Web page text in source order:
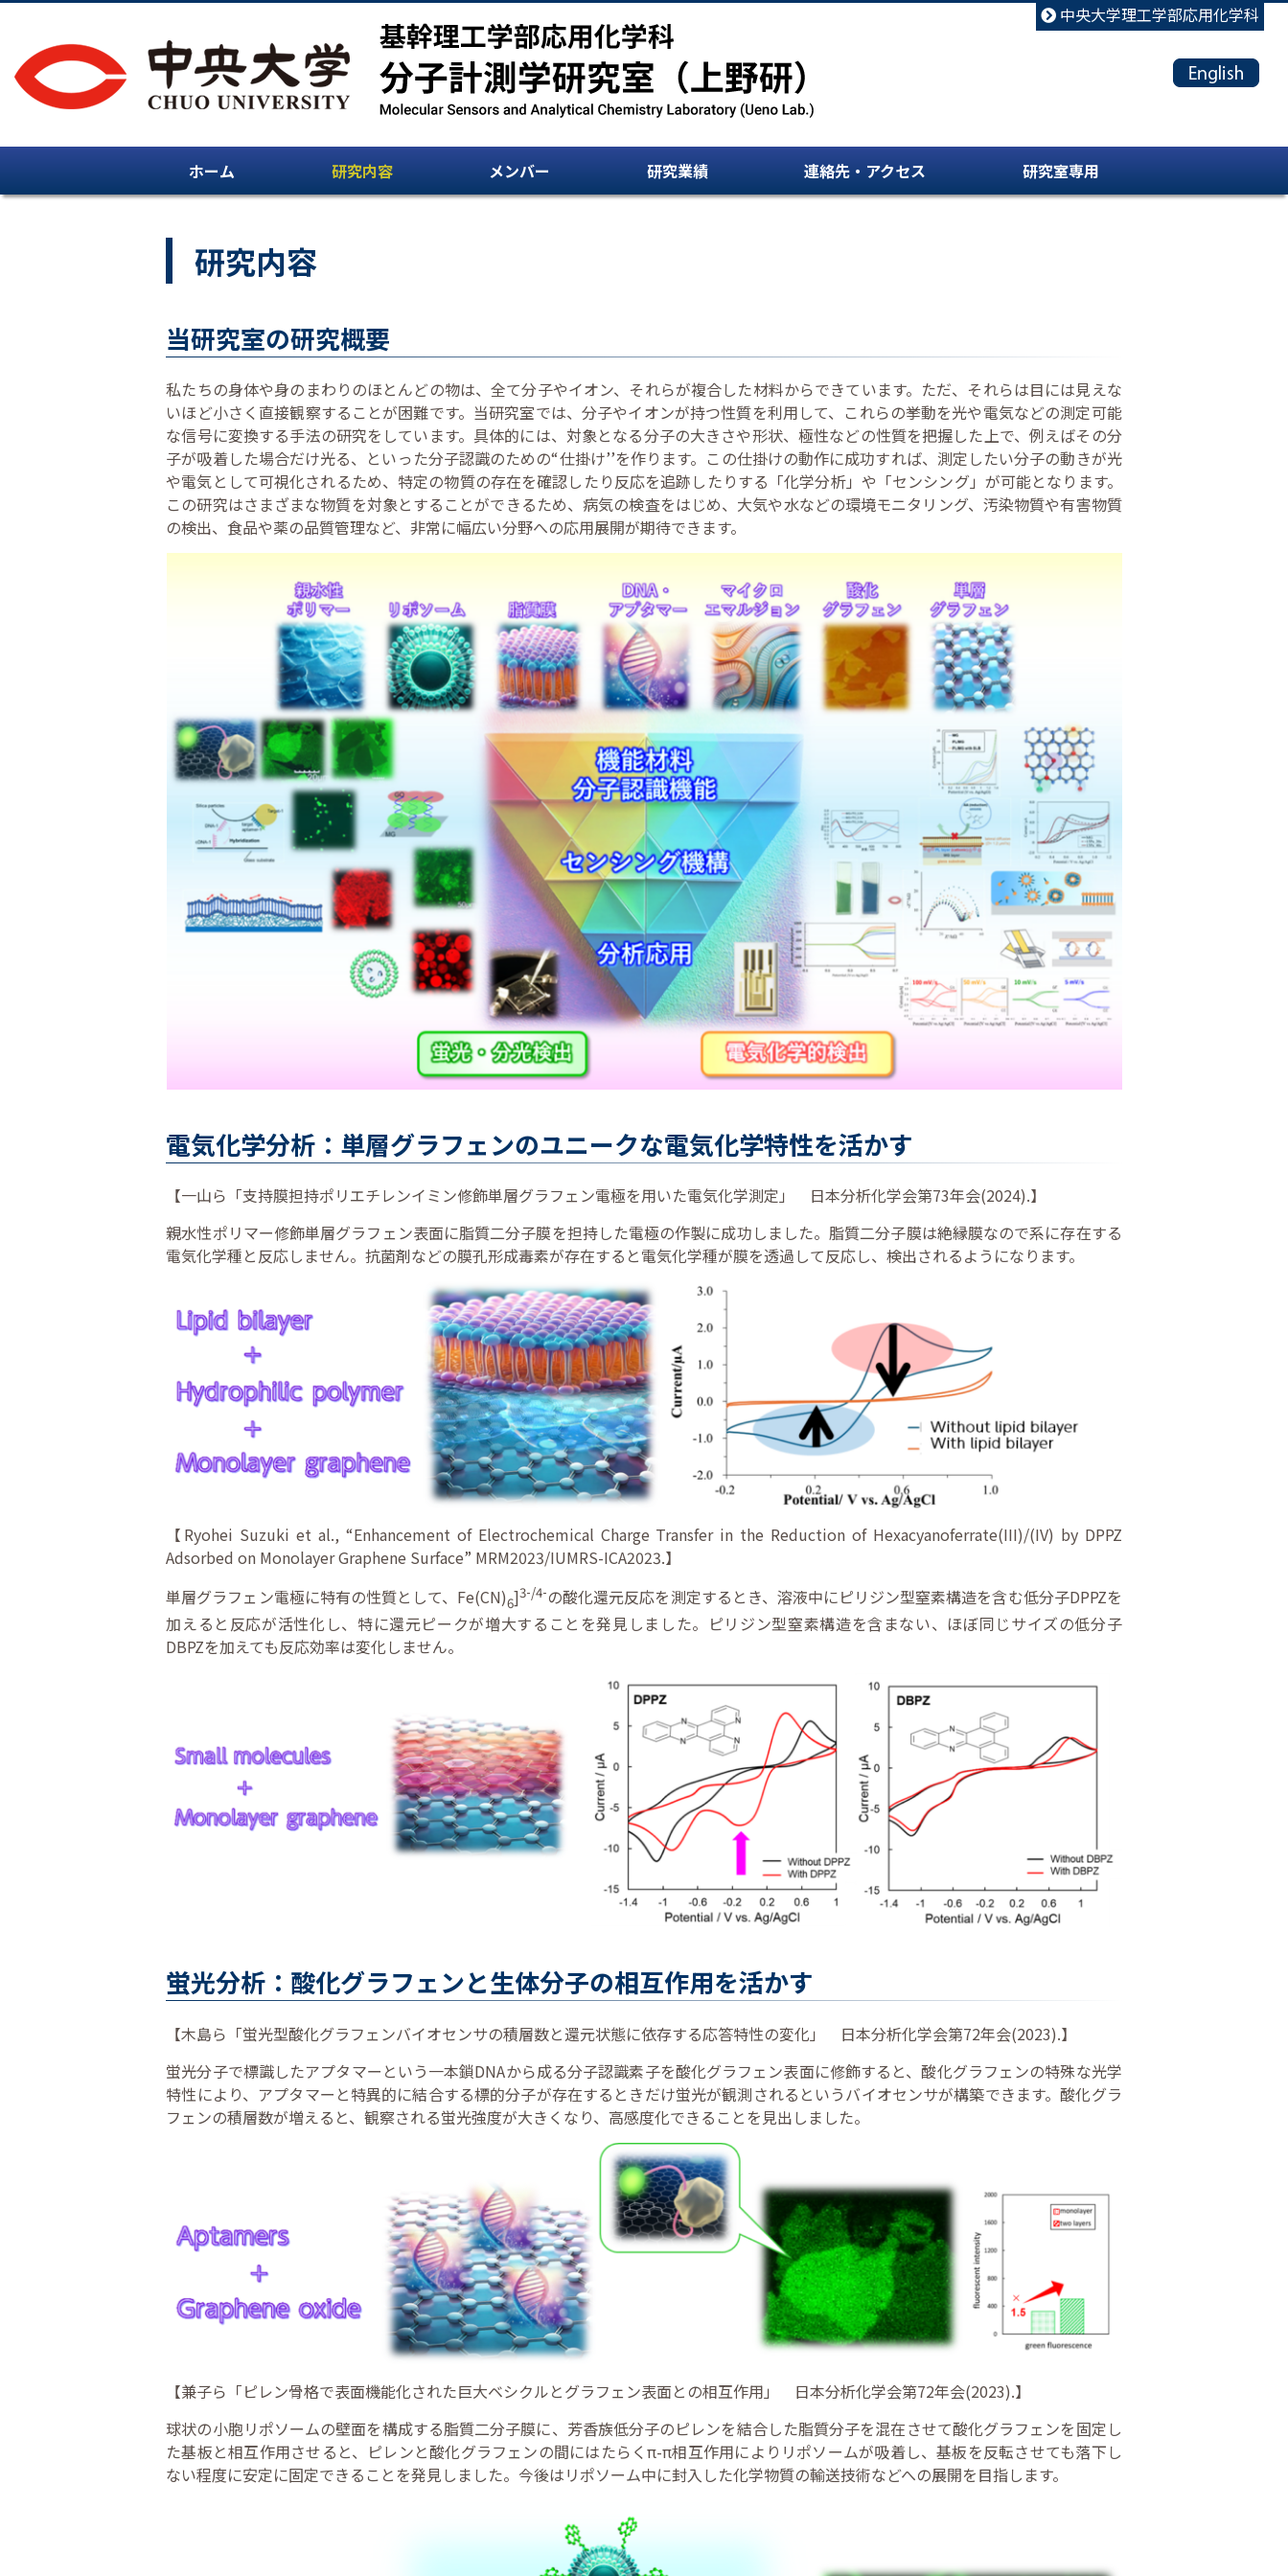
中央大学理工学部応用化学科
ホーム 研究内容 メンバー 研究業績 連絡先・アクセス 研究室専用
研究内容
当研究室の研究概要
私たちの身体や身のまわりのほとんどの物は、全て分子やイオン、それらが複合した材料からできています。ただ、それらは目には見えな
いほど小さく直接観察することが困難です。当研究室では、分子やイオンが持つ性質を利用して、これらの挙動を光や電気などの測定可能
な信号に変換する手法の研究をしています。具体的には、対象となる分子の大きさや形状、極性などの性質を把握した上で、例えばその分
子が吸着した場合だけ光る、といった分子認識のための“仕掛け’’を作ります。この仕掛けの動作に成功すれば、測定したい分子の動きが光
や電気として可視化されるため、特定の物質の存在を確認したり反応を追跡したりする「化学分析」や「センシング」が可能となります。
この研究はさまざまな物質を対象とすることができるため、病気の検査をはじめ、大気や水などの環境モニタリング、汚染物質や有害物質
の検出、食品や薬の品質管理など、非常に幅広い分野への応用展開が期待できます。
電気化学分析：単層グラフェンのユニークな電気化学特性を活かす
【一山ら「支持膜担持ポリエチレンイミン修飾単層グラフェン電極を用いた電気化学測定」 日本分析化学会第73年会(2024).】
親水性ポリマー修飾単層グラフェン表面に脂質二分子膜を担持した電極の作製に成功しました。脂質二分子膜は絶縁膜なので系に存在する
電気化学種と反応しません。抗菌剤などの膜孔形成毒素が存在すると電気化学種が膜を透過して反応し、検出されるようになります。
【Ryohei Suzuki et al., “Enhancement of Electrochemical Charge Transfer in the Reduction of Hexacyanoferrate(III)/(IV) by DPPZ
Adsorbed on Monolayer Graphene Surface” MRM2023/IUMRS-ICA2023.】
単層グラフェン電極に特有の性質として、Fe(CN)6]3-/4-の酸化還元反応を測定するとき、溶液中にピリジン型窒素構造を含む低分子DPPZを
加えると反応が活性化し、特に還元ピークが増大することを発見しました。ピリジン型窒素構造を含まない、ほぼ同じサイズの低分子
DBPZを加えても反応効率は変化しません。
蛍光分析：酸化グラフェンと生体分子の相互作用を活かす
【木島ら「蛍光型酸化グラフェンバイオセンサの積層数と還元状態に依存する応答特性の変化」 日本分析化学会第72年会(2023).】
蛍光分子で標識したアプタマーという一本鎖DNAから成る分子認識素子を酸化グラフェン表面に修飾すると、酸化グラフェンの特殊な光学
特性により、アプタマーと特異的に結合する標的分子が存在するときだけ蛍光が観測されるというバイオセンサが構築できます。酸化グラ
フェンの積層数が増えると、観察される蛍光強度が大きくなり、高感度化できることを見出しました。
【兼子ら「ピレン骨格で表面機能化された巨大ベシクルとグラフェン表面との相互作用」 日本分析化学会第72年会(2023).】
球状の小胞リポソームの壁面を構成する脂質二分子膜に、芳香族低分子のピレンを結合した脂質分子を混在させて酸化グラフェンを固定し
た基板と相互作用させると、ピレンと酸化グラフェンの間にはたらくπ-π相互作用によりリポソームが吸着し、基板を反転させても落下し
ない程度に安定に固定できることを発見しました。今後はリポソーム中に封入した化学物質の輸送技術などへの展開を目指します。